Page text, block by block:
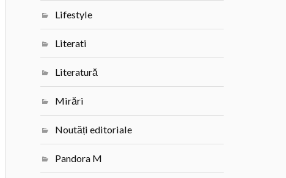
Lifestyle
Literati
Literatură
Mirări
Noutăți editoriale
Pandora M